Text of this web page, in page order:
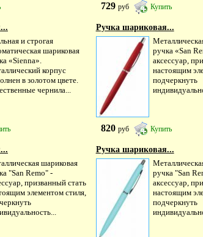
729 руб Купить
и строгая
шариковая
«Sienna».
корпус
в золотом цвете.
чернила...
Ручка шариковая...
ручка «San
аксессуар,
настоящим
подчеркнуть
820 руб Купить
шариковая
"San Remo" -
призванный стать
элементом стиля,
Ручка шариковая...
ручка "San
аксессуар,
настоящим
подчеркнуть